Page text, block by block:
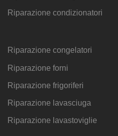
Riparazione condizionatori
Riparazione congelatori
Riparazione forni
Riparazione frigoriferi
Riparazione lavasciuga
Riparazione lavastoviglie